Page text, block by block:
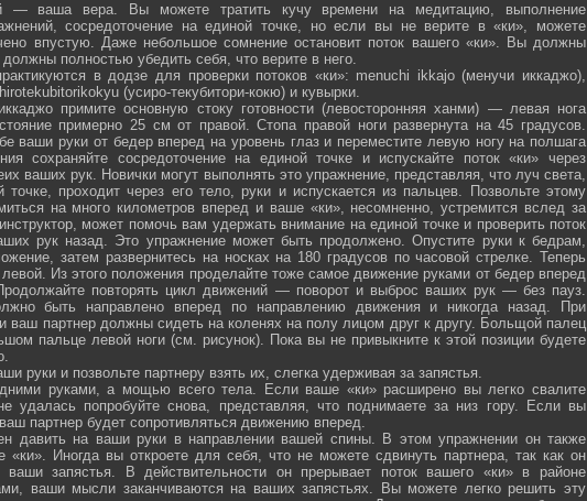
— ваша вера. Вы можете тратить кучу времени на медитацию, выполнение
сосредоточение на единой точке, но если вы не верите в «ки», можете
впустую. Даже небольшое сомнение остановит поток вашего «ки». Вы должны
полностью убедить себя, что верите в него.
в додзе для проверки потоков «ки»: menuchi ikkajo (менучи иккаджо),
(усиро-текубитори-кокю) и кувырки.
примите основную стоку готовности (левосторонняя ханми) — левая нога
примерно 25 см от правой. Стопа правой ноги развернута на 45 градусов.
ваши руки от бедер вперед на уровень глаз и переместите левую ногу на полшага
сохраняйте сосредоточение на единой точке и испускайте поток «ки» через
ваших рук. Новички могут выполнять это упражнение, представляя, что луч света,
точке, проходит через его тело, руки и испускается из пальцев. Позвольте этому
на много километров вперед и ваше «ки», несомненно, устремится вслед за
может помочь вам удержать внимание на единой точке и проверить поток
рук назад. Это упражнение может быть продолжено. Опустите руки к бедрам,
затем развернитесь на носках на 180 градусов по часовой стрелке. Теперь
Из этого положения проделайте тоже самое движение руками от бедер вперед
повторять цикл движений — поворот и выброс ваших рук — без пауз.
быть направлено вперед по направлению движения и никогда назад. При
ваш партнер должны сидеть на коленях на полу лицом друг к другу. Больщой палец
пальце левой ноги (см. рисунок). Пока вы не привыкните к этой позиции будете
руки и позвольте партнеру взять их, слегка удерживая за запястья.
руками, а мощью всего тела. Если ваше «ки» расширено вы легко свалите
удалась попробуйте снова, представляя, что поднимаете за низ гору. Если вы
партнер будет сопротивляться движению вперед.
давить на ваши руки в направлении вашей спины. В этом упражнении он также
«ки». Иногда вы откроете для себя, что не можете сдвинуть партнера, так как он
запястья. В действительности он прерывает поток вашего «ки» в районе
ваши мысли заканчиваются на ваших запястьях. Вы можете легко решить эту